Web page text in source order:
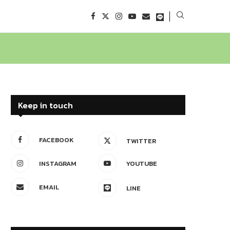
Keep in touch
FACEBOOK TWITTER
INSTAGRAM YOUTUBE
EMAIL LINE